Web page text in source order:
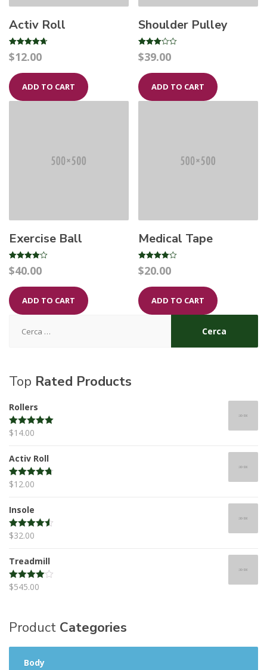
Activ Roll
Rated
4.67
$12.00
ADD TO CART
Shoulder Pulley
Rated
3.00
$39.00
ADD TO CART
Exercise Ball
Rated
4.00
$40.00
ADD TO CART
Medical Tape
Rated
4.00
$20.00
ADD TO CART
per:
Top Rated Products
Rollers
Rated5.00
$14.00
Activ Roll
Rated4.67
$12.00
Insole
Rated4.50
$32.00
Treadmill
Rated
$545.00
Product Categories
Body